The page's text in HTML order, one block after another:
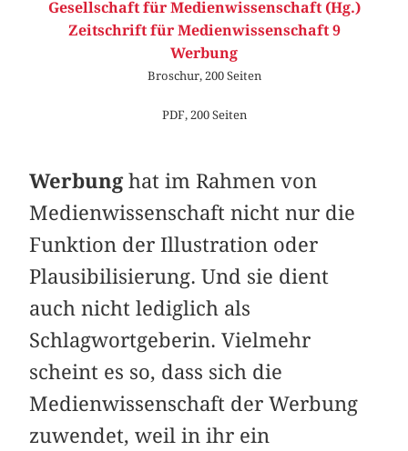
Gesellschaft für Medienwissenschaft (Hg.)
Zeitschrift für Medienwissenschaft 9
Werbung
Broschur, 200 Seiten
PDF, 200 Seiten
Werbunghat im Rahmen von
Medienwissenschaft nicht nur die
Funktion der Illustration oder
Plausibilisierung. Und sie dient
auch nicht lediglich als
Schlagwortgeberin. Vielmehr
scheint es so, dass sich die
Medienwissenschaft der Werbung
zuwendet, weil in ihr ein